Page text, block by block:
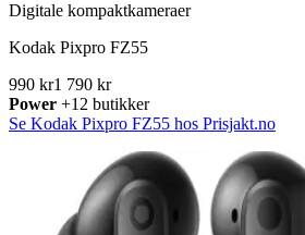
Digitale kompaktkameraer
Kodak Pixpro FZ55
990 kr1 790 kr
Power +12 butikker
Se Kodak Pixpro FZ55 hos Prisjakt.no